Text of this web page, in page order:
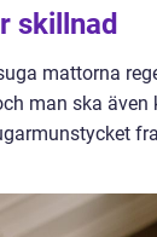
skillnad
mattorna
man ska